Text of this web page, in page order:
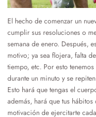
El hecho de comenzar un
cumplir sus resoluciones o
semana de enero. Después,
motivo; ya sea flojera, falta
tiempo, etc. Por esto
durante un minuto y se
Esto hará que tengas el
además, hará que tus
motivación de ejercitarte